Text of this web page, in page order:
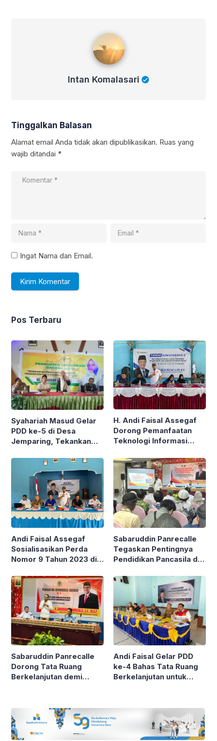
Intan Komalasari
Tinggalkan Balasan
Alamat email Anda tidak akan dipublikasikan. Ruas yang
wajib ditandai *
Ingat Nama dan Email.
Pos Terbaru
Syahariah Masud Gelar
PDD ke-5 di Desa
Jemparing, Tekankan
Masyarakat
H. Andi Faisal Assegaf
Dorong Pemanfaatan
Teknologi Informasi
Pengawasan Publik
Andi Faisal Assegaf
Sosialisasikan Perda
Nomor 9 Tahun 2023 di
Sabaruddin Panrecalle
Tegaskan Pentingnya
Pendidikan Pancasila di
Generasi Muda
Sabaruddin Panrecalle
Dorong Tata Ruang
Berkelanjutan demi
Andi Faisal Gelar PDD
ke-4 Bahas Tata Ruang
Berkelanjutan untuk